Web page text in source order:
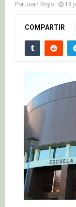
Por Juan Royo 18
COMPARTIR